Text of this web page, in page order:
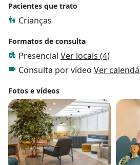
Pacientes que trato
Crianças
Formatos de consulta
Presencial Ver locais (4)
Consulta por vídeo Ver
Fotos e vídeos